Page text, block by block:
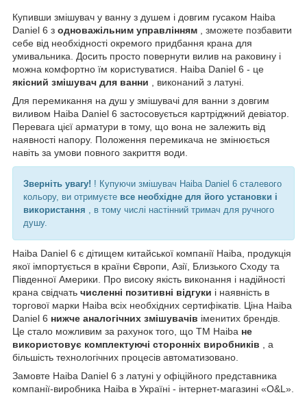
Купивши змішувач у ванну з душем і довгим гусаком Haiba
Daniel 6 з одноважільним управлінням
, зможете позбавити
себе від необхідності окремого придбання крана для
умивальника. Досить просто повернути вилив на раковину і
можна комфортно їм користуватися. Haiba Daniel 6 - це
якісний змішувач для ванни
, виконаний з латуні.
Для перемикання на душ у змішувачі для ванни з довгим
виливом Haiba Daniel 6 застосовується картріджний девіатор.
Перевага цієї арматури в тому, що вона не залежить від
наявності напору. Положення перемикача не змінюється
навіть за умови повного закриття води.
Зверніть увагу! ! Купуючи змішувач Haiba Daniel 6 сталевого
кольору, ви отримуєте все необхідне для його установки і
використання
, в тому числі настінний тримач для ручного
душу.
Haiba Daniel 6 є дітищем китайської компанії Haiba, продукція
якої імпортується в країни Європи, Азії, Близького Сходу та
Південної Америки. Про високу якість виконання і надійності
крана свідчать численні позитивні відгуки і наявність в
торгової марки Haiba всіх необхідних сертифікатів. Ціна Haiba
Daniel 6 нижче аналогічних змішувачів іменитих брендів.
Це стало можливим за рахунок того, що ТМ Haiba не
використовує комплектуючі сторонніх виробників
, а
більшість технологічних процесів автоматизовано.
Замовте Haiba Daniel 6 з латуні у офіційного представника
компанії-виробника Haiba в Україні - інтернет-магазині «O&L».